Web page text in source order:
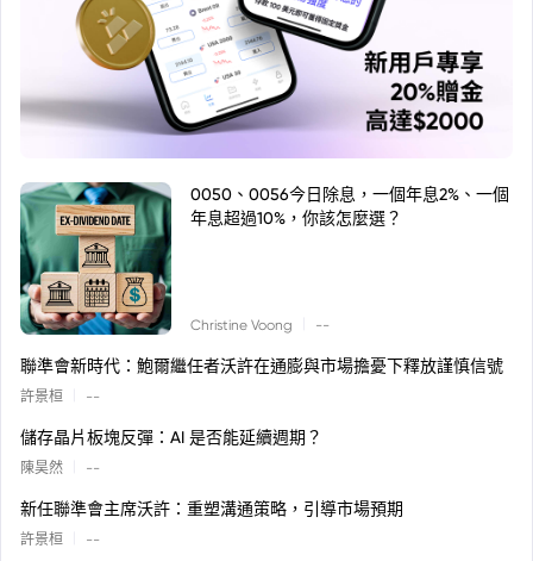
0050、0056今日除息，一個年息2%、一個
年息超過10%，你該怎麼選？
Christine Voong --
聯準會新時代：鮑爾繼任者沃許在通膨與市場擔憂下釋放謹慎信號
許景桓 --
儲存晶片板塊反彈：AI 是否能延續週期？
陳昊然 --
新任聯準會主席沃許：重塑溝通策略，引導市場預期
許景桓 --